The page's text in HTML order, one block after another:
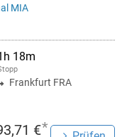
MIA
18m
Frankfurt FRA
€*